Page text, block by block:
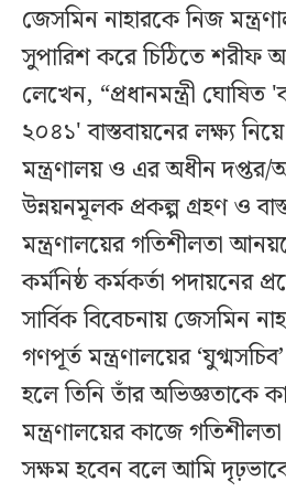
জেসমিন নাহারকে নিজ
সুপারিশ করে চিঠিতে
লেখেন, “প্রধানমন্ত্রী ঘোষিত
২০৪১' বাস্তবায়নের লক্ষ্য
মন্ত্রণালয় ও এর অধীন দপ্তর/
উন্নয়নমূলক প্রকল্প গ্রহণ ও
মন্ত্রণালয়ের গতিশীলতা
কর্মনিষ্ঠ কর্মকর্তা পদায়নের
সার্বিক বিবেচনায় জেসমিন
গণপূর্ত মন্ত্রণালয়ের
হলে তিনি তাঁর অভিজ্ঞতাকে
মন্ত্রণালয়ের কাজে
সক্ষম হবেন বলে আমি দৃঢ়ভাবে